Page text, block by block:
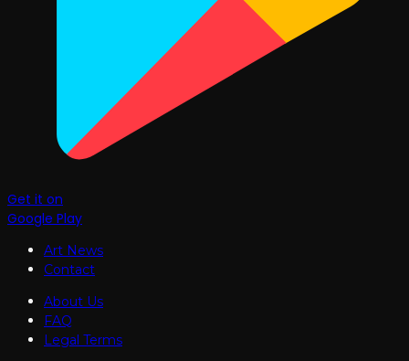
Get it on
Google Play
Art News
Contact
About Us
FAQ
Legal Terms